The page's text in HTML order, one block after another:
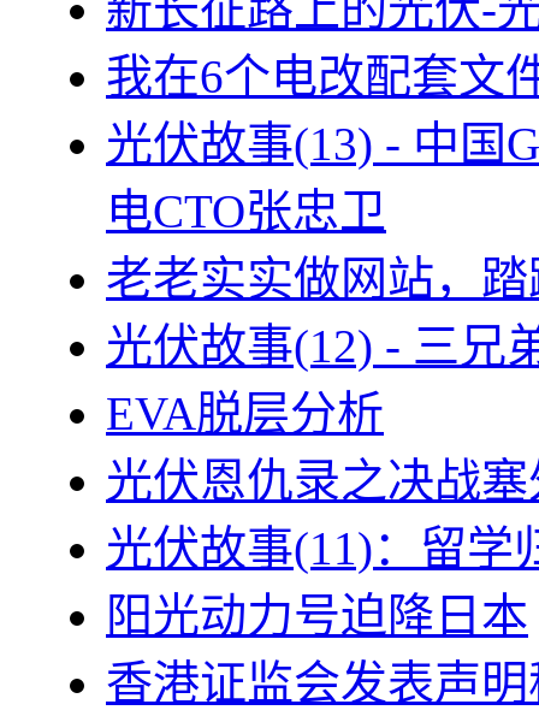
我在6个电改配套文
光伏故事(13) - 中国
电CTO张忠卫
老老实实做网站，
光伏故事(12) - 三兄
EVA脱层分析
光伏恩仇录之决战
光伏故事(11)：留学
阳光动力号迫降日本
香港证监会发表声